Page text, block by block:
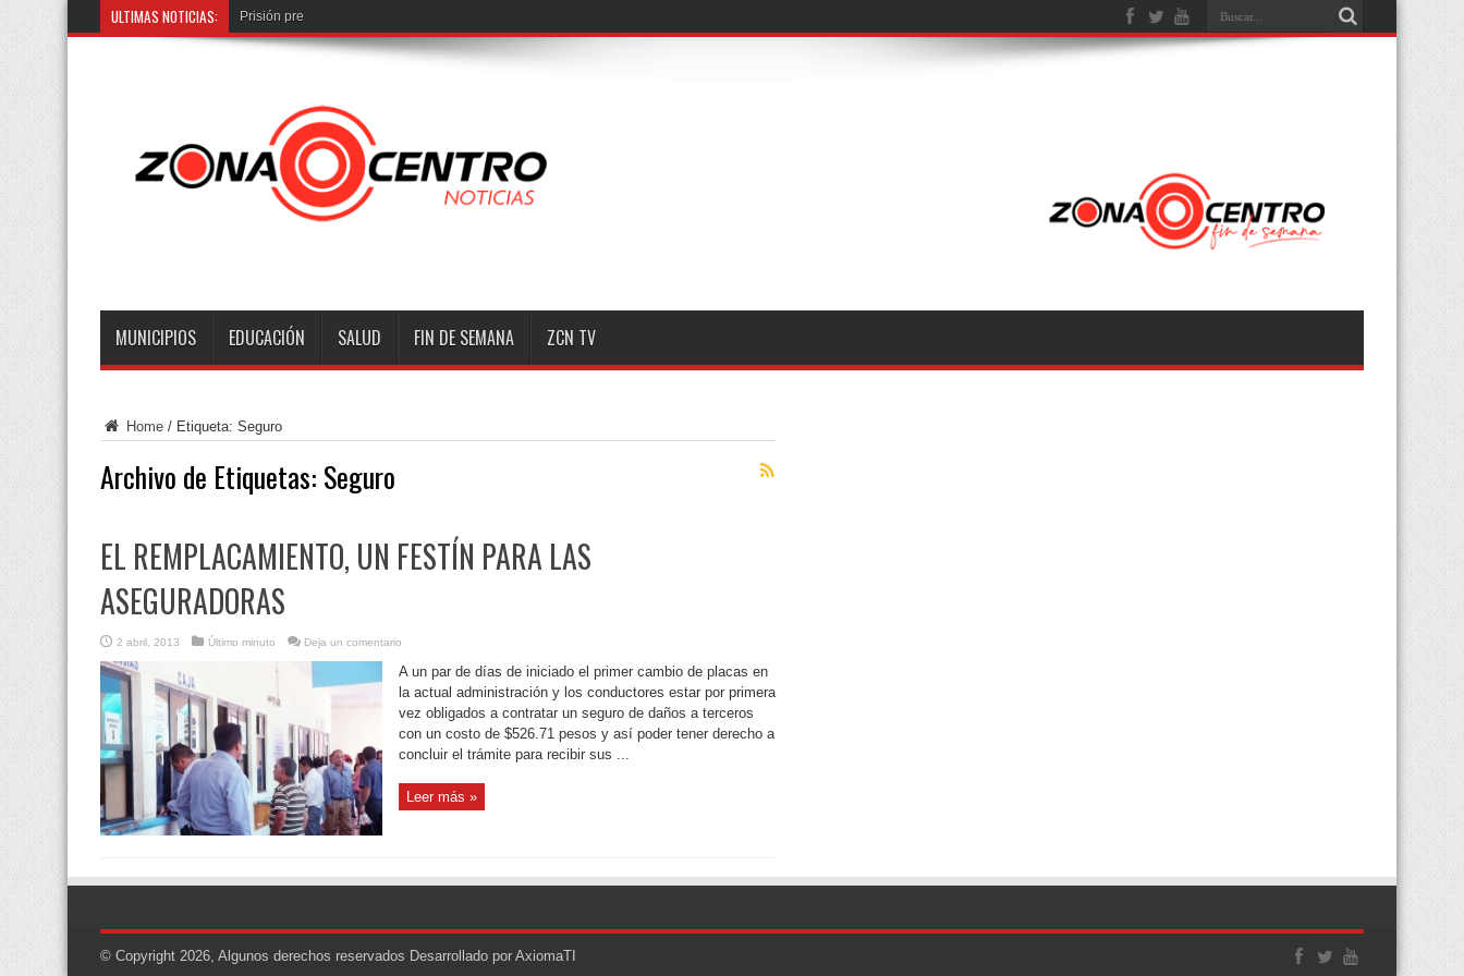
ULTIMAS NOTICIAS: Prisión preventiva c
MUNICIPIOS EDUCACIÓN SALUD FIN DE SEMANA ZCN TV
Home / Etiqueta: Seguro
Archivo de Etiquetas: Seguro
EL REMPLACAMIENTO, UN FESTÍN PARA LAS
ASEGURADORAS
2 abril, 2013 Último minuto Deja un comentario
A un par de días de iniciado el primer cambio de placas en
la actual administración y los conductores estar por primera
vez obligados a contratar un seguro de daños a terceros
con un costo de $526.71 pesos y así poder tener derecho a
concluir el trámite para recibir sus ...
Leer más »
© Copyright 2026, Algunos derechos reservados Desarrollado por AxiomaTI